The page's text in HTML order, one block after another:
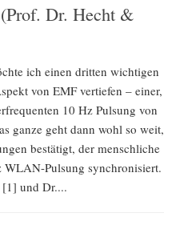
Dr. Hecht &
ich einen dritten wichtigen
von EMF vertiefen – einer,
10 Hz Pulsung von
ganze geht dann wohl so weit,
bestätigt, der menschliche
Pulsung synchronisiert.
und Dr....